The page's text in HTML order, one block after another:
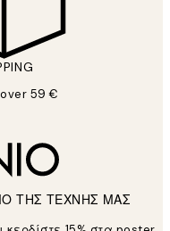
59 €
ΤΗΣ ΤΕΧΝΗΣ ΜΑΣ